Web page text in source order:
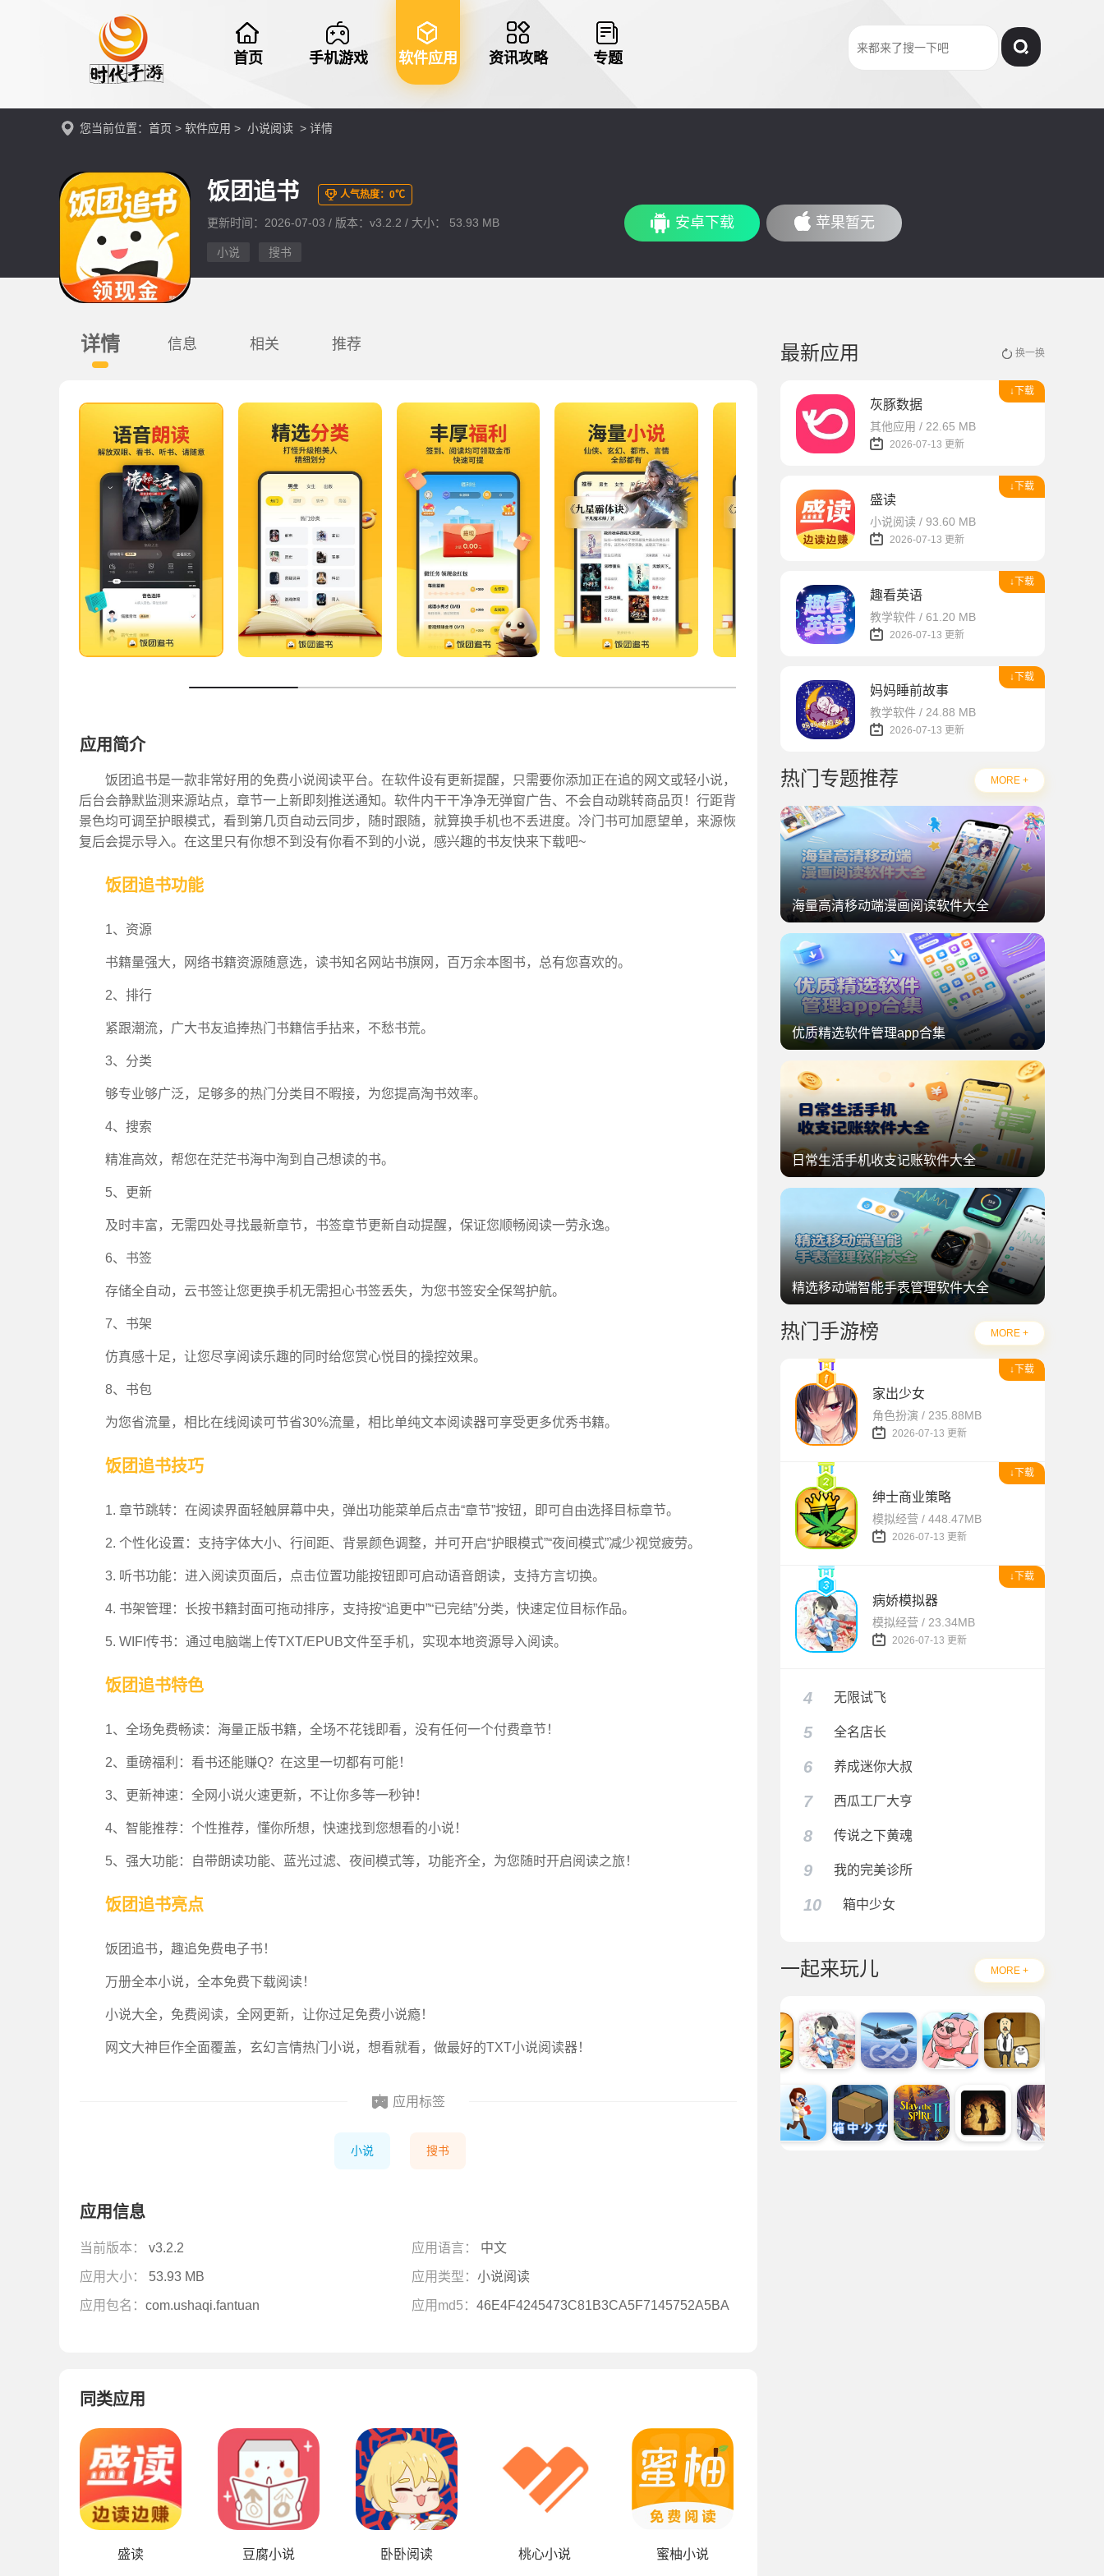
首页 手机游戏 软件应用 资讯攻略 专题
您当前位置： 首页 > 软件应用 > 小说阅读 > 详情
饭团追书 人气热度：0℃
更新时间：2026-07-03 / 版本：v3.2.2 / 大小： 53.93 MB
小说 搜书
安卓下载 苹果暂无
详情 信息 相关 推荐
应用简介
饭团追书是一款非常好用的免费小说阅读平台。在软件设有更新提醒，只需要你添加正在追的网文或轻小说，
后台会静默监测来源站点，章节一上新即刻推送通知。软件内干干净净无弹窗广告、不会自动跳转商品页！行距背
景色均可调至护眼模式，看到第几页自动云同步，随时跟随，就算换手机也不丢进度。冷门书可加愿望单，来源恢
复后会提示导入。在这里只有你想不到没有你看不到的小说，感兴趣的书友快来下载吧~
饭团追书功能
1、资源
书籍量强大，网络书籍资源随意选，读书知名网站书旗网，百万余本图书，总有您喜欢的。
2、排行
紧跟潮流，广大书友追捧热门书籍信手拈来，不愁书荒。
3、分类
够专业够广泛，足够多的热门分类目不暇接，为您提高淘书效率。
4、搜索
精准高效，帮您在茫茫书海中淘到自己想读的书。
5、更新
及时丰富，无需四处寻找最新章节，书签章节更新自动提醒，保证您顺畅阅读一劳永逸。
6、书签
存储全自动，云书签让您更换手机无需担心书签丢失，为您书签安全保驾护航。
7、书架
仿真感十足，让您尽享阅读乐趣的同时给您赏心悦目的操控效果。
8、书包
为您省流量，相比在线阅读可节省30%流量，相比单纯文本阅读器可享受更多优秀书籍。
饭团追书技巧
1. 章节跳转：在阅读界面轻触屏幕中央，弹出功能菜单后点击“章节”按钮，即可自由选择目标章节。
2. 个性化设置：支持字体大小、行间距、背景颜色调整，并可开启“护眼模式”“夜间模式”减少视觉疲劳。
3. 听书功能：进入阅读页面后，点击位置功能按钮即可启动语音朗读，支持方言切换。
4. 书架管理：长按书籍封面可拖动排序，支持按“追更中”“已完结”分类，快速定位目标作品。
5. WIFI传书：通过电脑端上传TXT/EPUB文件至手机，实现本地资源导入阅读。
饭团追书特色
1、全场免费畅读：海量正版书籍，全场不花钱即看，没有任何一个付费章节！
2、重磅福利：看书还能赚Q？在这里一切都有可能！
3、更新神速：全网小说火速更新，不让你多等一秒钟！
4、智能推荐：个性推荐，懂你所想，快速找到您想看的小说！
5、强大功能：自带朗读功能、蓝光过滤、夜间模式等，功能齐全，为您随时开启阅读之旅！
饭团追书亮点
饭团追书，趣追免费电子书！
万册全本小说，全本免费下载阅读！
小说大全，免费阅读，全网更新，让你过足免费小说瘾！
网文大神巨作全面覆盖，玄幻言情热门小说，想看就看，做最好的TXT小说阅读器！
应用标签
小说 搜书
应用信息
当前版本： v3.2.2 应用语言： 中文
应用大小： 53.93 MB 应用类型： 小说阅读
应用包名： com.ushaqi.fantuan 应用md5： 46E4F4245473C81B3CA5F7145752A5BA
同类应用
盛读 豆腐小说 卧卧阅读 桃心小说 蜜柚小说
最新应用 换一换
↓下载
灰豚数据
其他应用 / 22.65 MB
2026-07-13 更新
↓下载
盛读
小说阅读 / 93.60 MB
2026-07-13 更新
↓下载
趣看英语
教学软件 / 61.20 MB
2026-07-13 更新
↓下载
妈妈睡前故事
教学软件 / 24.88 MB
2026-07-13 更新
热门专题推荐 MORE +
海量高清移动端漫画阅读软件大全
优质精选软件管理app合集
日常生活手机收支记账软件大全
精选移动端智能手表管理软件大全
热门手游榜 MORE +
↓下载
家出少女
角色扮演 / 235.88MB
2026-07-13 更新
↓下载
绅士商业策略
模拟经营 / 448.47MB
2026-07-13 更新
↓下载
病娇模拟器
模拟经营 / 23.34MB
2026-07-13 更新
4 无限试飞
5 全名店长
6 养成迷你大叔
7 西瓜工厂大亨
8 传说之下黄魂
9 我的完美诊所
10 箱中少女
一起来玩儿 MORE +